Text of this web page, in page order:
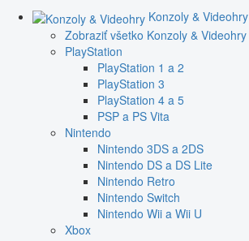
Konzoly & Videohry
Zobraziť všetko Konzoly & Videohry
PlayStation
PlayStation 1 a 2
PlayStation 3
PlayStation 4 a 5
PSP a PS Vita
Nintendo
Nintendo 3DS a 2DS
Nintendo DS a DS Lite
Nintendo Retro
Nintendo Switch
Nintendo Wii a Wii U
Xbox